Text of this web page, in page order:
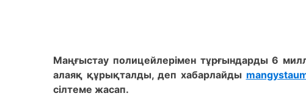
Маңғыстау полицейлерімен тұрғындарды 6
алаяқ құрықталды, деп хабарлайды
сілтеме жасап.